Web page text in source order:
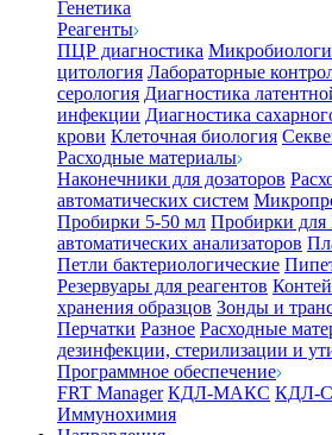
Генетика
Реагенты
ПЦР диагностика
цитология Лабораторные
серология Диагностика
инфекции Диагностика
крови Клеточная биология
Расходные материалы
Наконечники для дозаторов
автоматических систем
Пробирки 5-50 мл Пробирки
автоматических анализаторов
Петли бактериологические
Резервуары для реагентов
хранения образцов Зонды и
Перчатки Разное Расходные
дезинфекции, стерилизации и
Программное обеспечение
FRT Manager КДЛ-МАКС КДЛ-
Иммунохимия